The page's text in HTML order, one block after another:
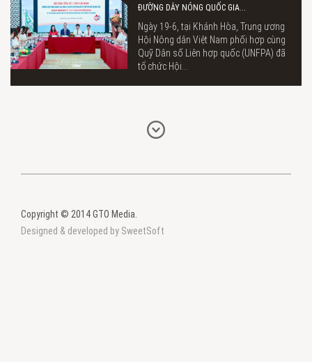
ĐƯỜNG DÂY NÓNG QUỐC GIA...
Ngày 19-6, tại Khánh Hòa, Trung ương
Hội Nông dân Việt Nam phối hợp cùng
Quỹ Dân số Liên hợp quốc (UNFPA) đã
tổ chức Hội...
Copyright © 2014 GTO Media.
Designed & developed by SweetSoft